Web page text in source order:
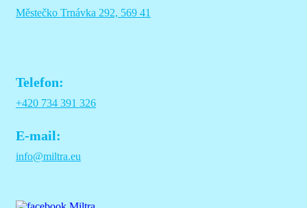
Městečko Trnávka 292, 569 41
Telefon:
+420 734 391 326
E-mail:
info@miltra.eu